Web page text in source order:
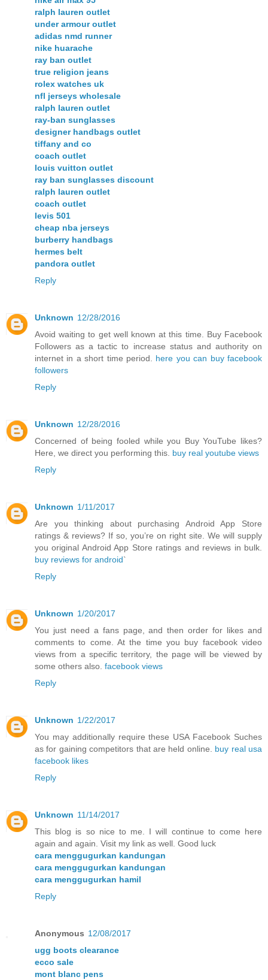
ralph lauren outlet
under armour outlet
adidas nmd runner
nike huarache
ray ban outlet
true religion jeans
rolex watches uk
nfl jerseys wholesale
ralph lauren outlet
ray-ban sunglasses
designer handbags outlet
tiffany and co
coach outlet
louis vuitton outlet
ray ban sunglasses discount
ralph lauren outlet
coach outlet
levis 501
cheap nba jerseys
burberry handbags
hermes belt
pandora outlet
Reply
Unknown 12/28/2016
Avoid waiting to get well known at this time. Buy Facebook
Followers as a tactic to increase status and authority on
internet in a short time period. here you can buy facebook
followers
Reply
Unknown 12/28/2016
Concerned of being fooled while you Buy YouTube likes?
Here, we direct you performing this. buy real youtube views
Reply
Unknown 1/11/2017
Are you thinking about purchasing Android App Store
ratings & reviews? If so, you’re on right site. We will supply
you original Android App Store ratings and reviews in bulk.
buy reviews for android`
Reply
Unknown 1/20/2017
You just need a fans page, and then order for likes and
comments to come. At the time you buy facebook video
views from a specific territory, the page will be viewed by
some others also. facebook views
Reply
Unknown 1/22/2017
You may additionally require these USA Facebook Suches
as for gaining competitors that are held online. buy real usa
facebook likes
Reply
Unknown 11/14/2017
This blog is so nice to me. I will continue to come here
again and again. Visit my link as well. Good luck
cara menggugurkan kandungan
cara menggugurkan kandungan
cara menggugurkan hamil
Reply
Anonymous 12/08/2017
ugg boots clearance
ecco sale
mont blanc pens